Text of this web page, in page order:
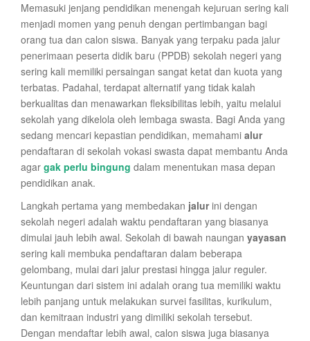
o
Memasuki jenjang pendidikan menengah kejuruan sering kali
menjadi momen yang penuh dengan pertimbangan bagi
orang tua dan calon siswa. Banyak yang terpaku pada jalur
penerimaan peserta didik baru (PPDB) sekolah negeri yang
sering kali memiliki persaingan sangat ketat dan kuota yang
terbatas. Padahal, terdapat alternatif yang tidak kalah
berkualitas dan menawarkan fleksibilitas lebih, yaitu melalui
sekolah yang dikelola oleh lembaga swasta. Bagi Anda yang
sedang mencari kepastian pendidikan, memahami alur
pendaftaran di sekolah vokasi swasta dapat membantu Anda
agar gak perlu bingung dalam menentukan masa depan
pendidikan anak.
Langkah pertama yang membedakan jalurini dengan
sekolah negeri adalah waktu pendaftaran yang biasanya
dimulai jauh lebih awal. Sekolah di bawah naungan yayasan
sering kali membuka pendaftaran dalam beberapa
gelombang, mulai dari jalur prestasi hingga jalur reguler.
Keuntungan dari sistem ini adalah orang tua memiliki waktu
lebih panjang untuk melakukan survei fasilitas, kurikulum,
dan kemitraan industri yang dimiliki sekolah tersebut.
Dengan mendaftar lebih awal, calon siswa juga biasanya